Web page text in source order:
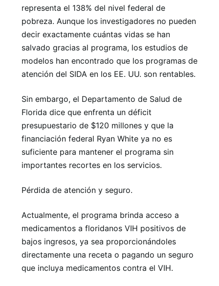
representa el 138% del nivel federal de
pobreza. Aunque los investigadores no pueden
decir exactamente cuántas vidas se han
salvado gracias al programa, los estudios de
modelos han encontrado que los programas de
atención del SIDA en los EE. UU. son rentables.
Sin embargo, el Departamento de Salud de
Florida dice que enfrenta un déficit
presupuestario de $120 millones y que la
financiación federal Ryan White ya no es
suficiente para mantener el programa sin
importantes recortes en los servicios.
Pérdida de atención y seguro.
Actualmente, el programa brinda acceso a
medicamentos a floridanos VIH positivos de
bajos ingresos, ya sea proporcionándoles
directamente una receta o pagando un seguro
que incluya medicamentos contra el VIH.